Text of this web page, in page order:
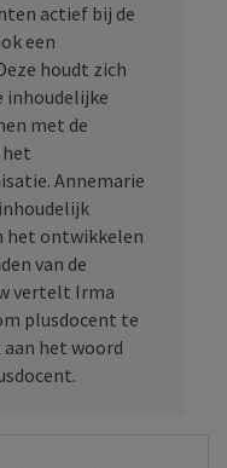
actief bij de
een
houdt zich
inhoudelijke
met de
het
Annemarie
het ontwikkelen
van de
vertelt Irma
plusdocent te
het woord